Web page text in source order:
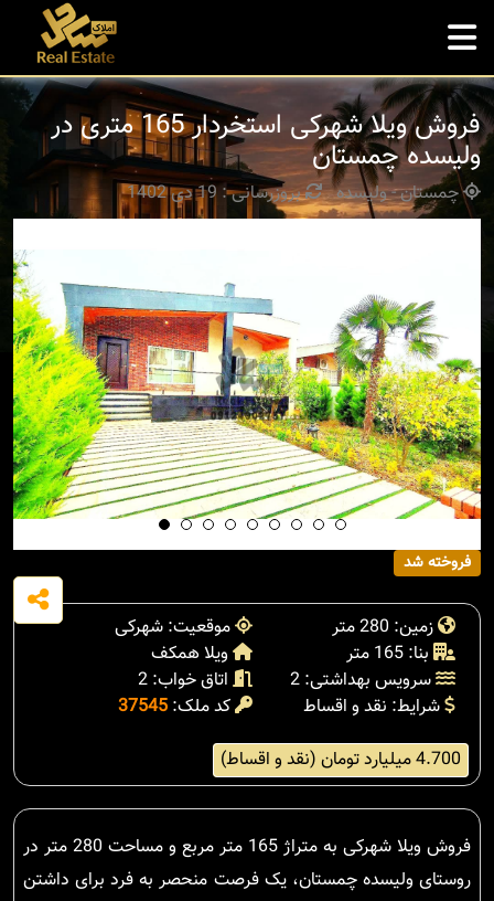
فروش ویلا شهرکی استخردار 165 متری در
ولیسده چمستان
چمستان - ولیسده بروزرسانی : 19 دی 1402
فروخته شد
زمین: 280 متر
موقعیت: شهرکی
بنا: 165 متر
ویلا همکف
سرویس بهداشتی: 2
اتاق خواب: 2
شرایط: نقد و اقساط
کد ملک: 37545
4.700 میلیارد تومان (نقد و اقساط)
فروش ویلا شهرکی به متراژ 165 متر مربع و مساحت 280 متر در
روستای ولیسده چمستان، یک فرصت منحصر به فرد برای داشتن